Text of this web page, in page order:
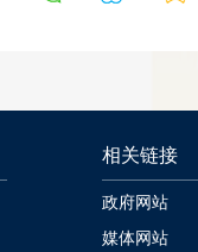
相关链接
政府网
媒体网